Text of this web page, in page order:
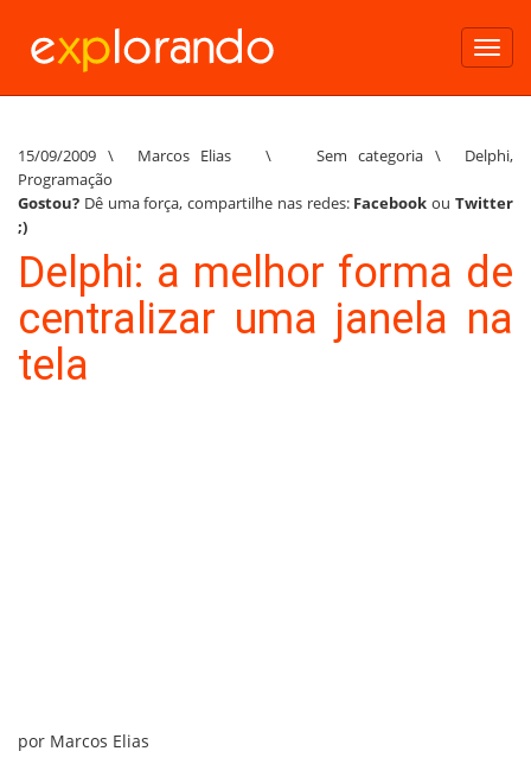
15/09/2009 \ Marcos Elias \ Sem categoria \ Delphi,
Programação
Gostou? Dê uma força, compartilhe nas redes: Facebook ouTwitter
;)
Delphi: a melhor forma de
centralizar uma janela na
tela
por Marcos Elias